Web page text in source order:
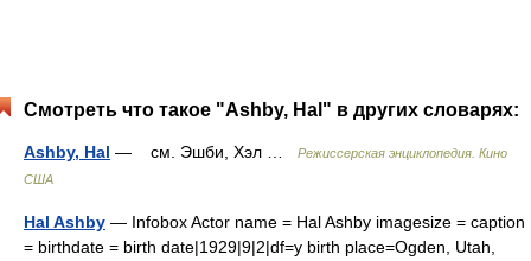
Смотреть что такое "Ashby, Hal" в других словарях:
Ashby, Hal — см. Эшби, Хэл …
Режиссерская энциклопедия. Кино
США
Hal Ashby — Infobox Actor name = Hal Ashby imagesize = caption
= birthdate = birth date|1929|9|2|df=y birth place=Ogden, Utah,